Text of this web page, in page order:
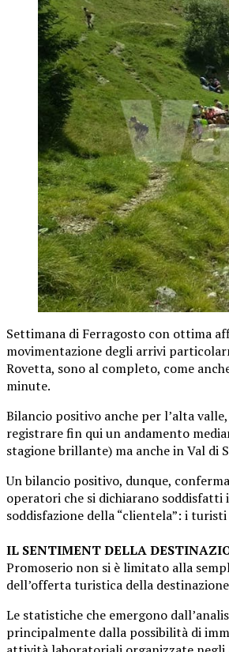
Settimana di Ferragosto con ottima
movimentazione degli arrivi
Rovetta, sono al completo, come
minute.
Bilancio positivo anche per l’alta
registrare fin qui un andamento
stagione brillante) ma anche in Val di
Un bilancio positivo, dunque,
operatori che si dichiarano
soddisfazione della “clientela”: i
IL SENTIMENT DELLA
Promoserio non si è limitato alla
dell’offerta turistica della
Le statistiche che emergono
principalmente dalla possibilità di